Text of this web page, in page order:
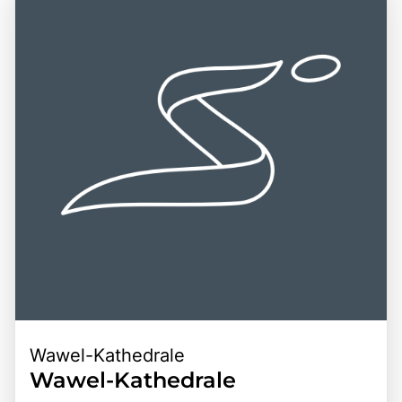
Architektur zu bewundern. Die Kombination aus religiöser
Bedeutung, kulturellem Erbe und der Möglichkeit zur
inneren Einkehr macht Jasna Góra zu einem
unvergesslichen Ziel für Reisende.
Wawel-Kathedrale
Wawel-Kathedrale